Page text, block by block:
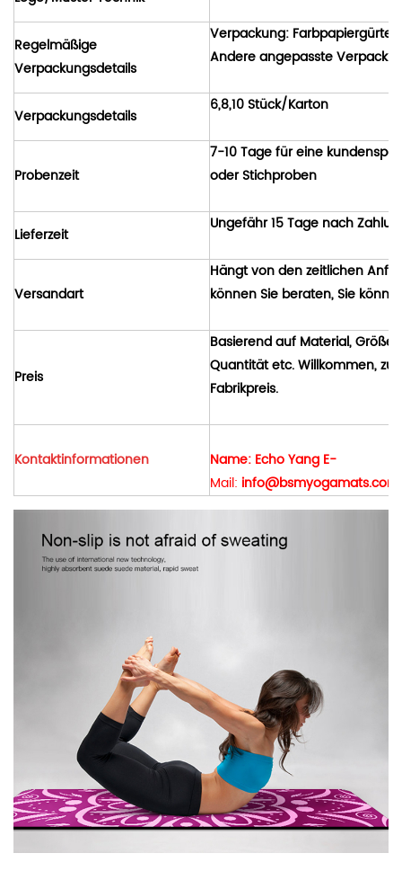
Regelmäßige
Verpackungsdetails
Verpackung: Farbpapiergürtel
Andere angepasste
Verpackungsdetails
6,8,10 Stück/Karton
Probenzeit
7-10 Tage für eine
oder Stichproben
Lieferzeit
Ungefähr 15 Tage nach
Versandart
Hängt von den zeitlichen
können Sie beraten, Sie
Preis
Basierend auf Material, Größe,
Quantität etc. Willkommen,
Fabrikpreis.
Kontaktinformationen
Name: Echo Yang E-
Mail: info@bsmyogamats.com